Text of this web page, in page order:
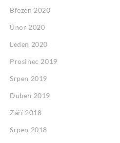
Březen 2020
Únor 2020
Leden 2020
Prosinec 2019
Srpen 2019
Duben 2019
Září 2018
Srpen 2018